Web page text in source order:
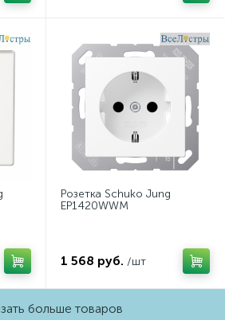
Розетка Schuko Jung
EP1420WWM
1 568 руб. /шт
больше товаров